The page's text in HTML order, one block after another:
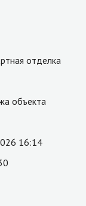
отделка
объекта
16:14